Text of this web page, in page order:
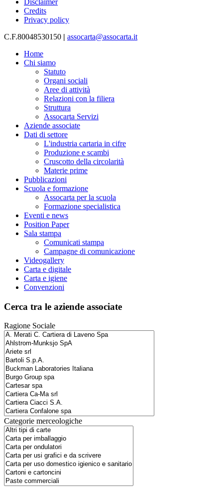
Disclaimer
Credits
Privacy policy
C.F.80048530150 | assocarta@assocarta.it
Home
Chi siamo
Statuto
Organi sociali
Aree di attività
Relazioni con la filiera
Struttura
Assocarta Servizi
Aziende associate
Dati di settore
L'industria cartaria in cifre
Produzione e scambi
Cruscotto della circolarità
Materie prime
Pubblicazioni
Scuola e formazione
Assocarta per la scuola
Formazione specialistica
Eventi e news
Position Paper
Sala stampa
Comunicati stampa
Campagne di comunicazione
Videogallery
Carta e digitale
Carta e igiene
Convenzioni
Cerca tra le aziende associate
Ragione Sociale
Categorie merceologiche